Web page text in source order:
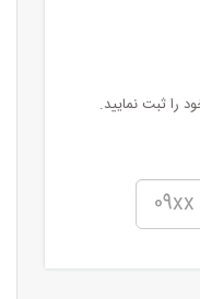
را ثبت نمایید.